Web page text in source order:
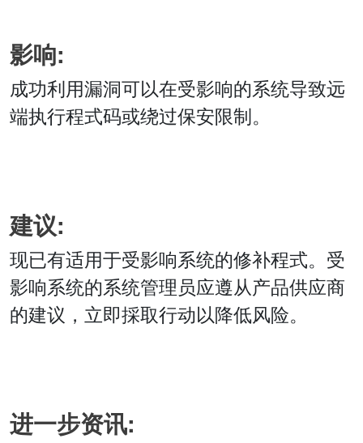
影响:
成功利用漏洞可以在受影响的系统导致远
端执行程式码或绕过保安限制。
建议:
现已有适用于受影响系统的修补程式。受
影响系统的系统管理员应遵从产品供应商
的建议，立即採取行动以降低风险。
进一步资讯: